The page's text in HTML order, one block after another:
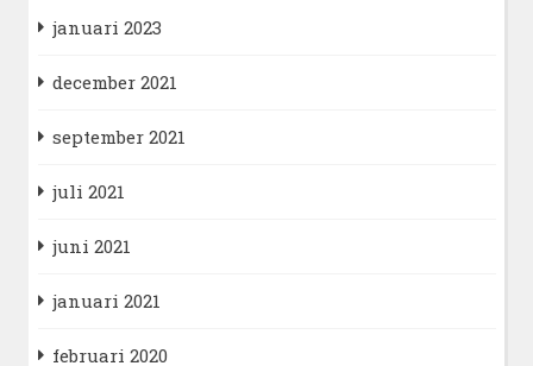
januari 2023
december 2021
september 2021
juli 2021
juni 2021
januari 2021
februari 2020